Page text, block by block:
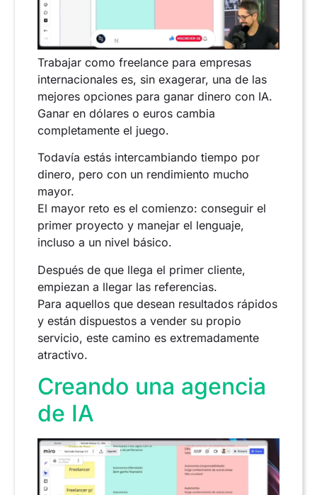
Trabajar como freelance para empresas
internacionales es, sin exagerar, una de las
mejores opciones para ganar dinero con IA.
Ganar en dólares o euros cambia
completamente el juego.
Todavía estás intercambiando tiempo por
dinero, pero con un rendimiento mucho
mayor.
El mayor reto es el comienzo: conseguir el
primer proyecto y manejar el lenguaje,
incluso a un nivel básico.
Después de que llega el primer cliente,
empiezan a llegar las referencias.
Para aquellos que desean resultados rápidos
y están dispuestos a vender su propio
servicio, este camino es extremadamente
atractivo.
Creando una agencia
de IA